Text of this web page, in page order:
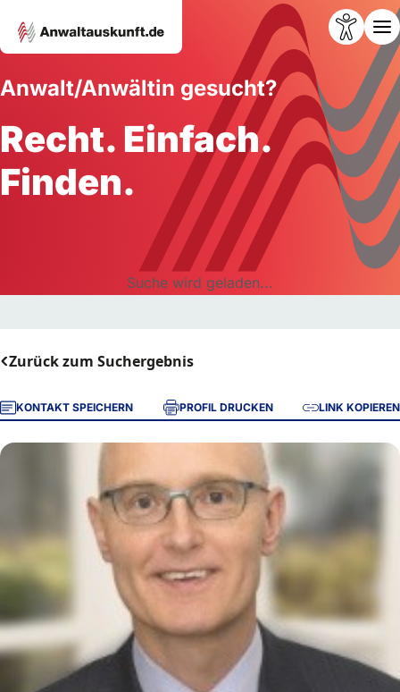
Anwalt/Anwältin gesucht?
Recht. Einfach.
Finden.
Suche wird geladen...
Zurück zum Suchergebnis
KONTAKT SPEICHERN PROFIL DRUCKEN LINK KOPIEREN